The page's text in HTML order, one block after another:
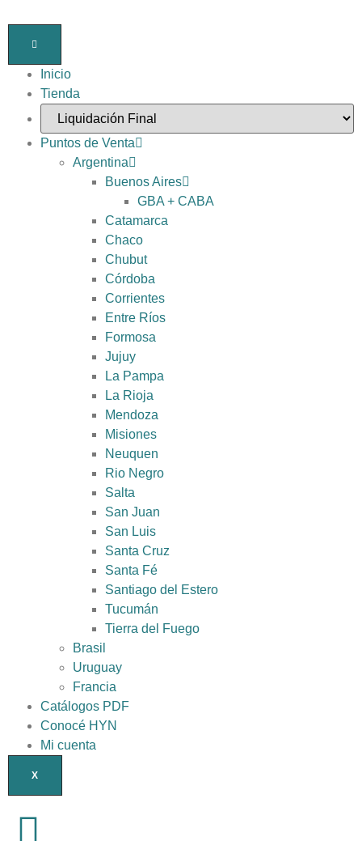
Inicio
Tienda
Puntos de Venta
Argentina
Buenos Aires
GBA + CABA
Catamarca
Chaco
Chubut
Córdoba
Corrientes
Entre Ríos
Formosa
Jujuy
La Pampa
La Rioja
Mendoza
Misiones
Neuquen
Rio Negro
Salta
San Juan
San Luis
Santa Cruz
Santa Fé
Santiago del Estero
Tucumán
Tierra del Fuego
Brasil
Uruguay
Francia
Catálogos PDF
Conocé HYN
Mi cuenta
X